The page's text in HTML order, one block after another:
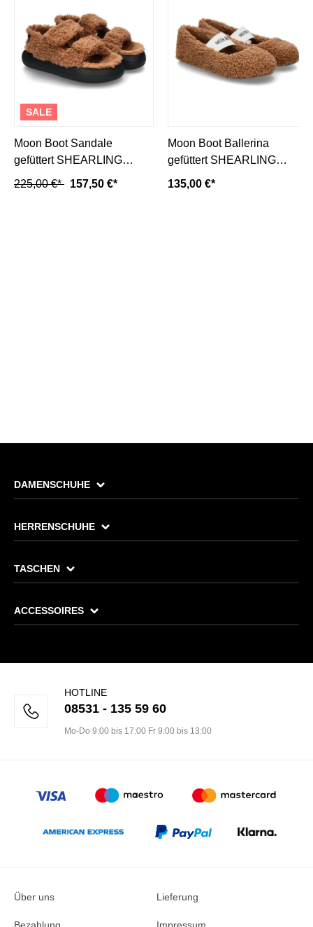
SALE
Moon Boot Sandale
gefüttert SHEARLING
SANDAL- cognac
225,00 €* 157,50 €*
Moon Boot Ballerina
gefüttert SHEARLING
BALLERINA - cognac/
135,00 €*
DAMENSCHUHE
HERRENSCHUHE
TASCHEN
ACCESSOIRES
HOTLINE
08531 - 135 59 60
Mo-Do 9:00 bis 17:00 Fr 9:00 bis 13:00
Über uns Lieferung